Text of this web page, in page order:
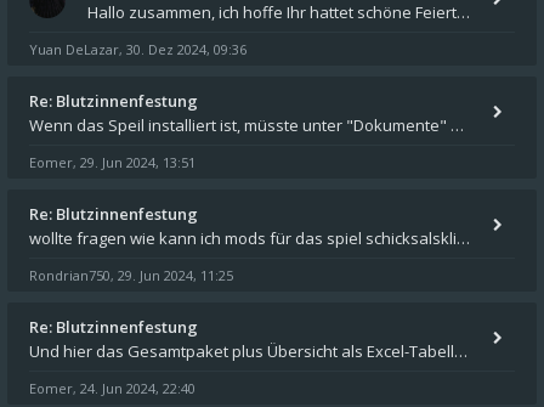
Hallo zusammen, ich hoffe Ihr hattet schöne Feiertage und kommt auch gut ins neue Jahr. Ich schreibe hier kurz zur Infor
Yuan DeLazar, 30. Dez 2024, 09:36
Re: Blutzinnenfestung
Wenn das Speil installiert ist, müsste unter "Dokumente" auf Deinem Rechner ein Verzeichnis "blade of destiny" sein. Dar
Eomer, 29. Jun 2024, 13:51
Re: Blutzinnenfestung
wollte fragen wie kann ich mods für das spiel schicksalsklinge in das spieleverzeichnis kopieren und in welches
Rondrian750, 29. Jun 2024, 11:25
Re: Blutzinnenfestung
Und hier das Gesamtpaket plus Übersicht als Excel-Tabelle: https://forum.schicksalsklinge.com/viewtopic.php?f=239&t=156
Eomer, 24. Jun 2024, 22:40